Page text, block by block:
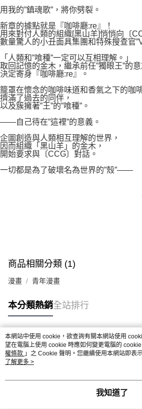
任。
４．使用「AFTEE先享後付」時，將依據個別帳
時審查核予不同之上限額度；若仍有額度不足之
請求用戶進行身份認證。
５．嚴禁一人註冊多個帳號或使用他人資訊註冊
每筆NT$100，滿NT$800(含以上)免運費
國家/地區配送
用我的”鎮魂歌”，將你劈裂。
新章的據點就是『咖啡廳:re』！
用來對付人類的組織[黑山羊]悄悄向〔
數量驚人的小丑面具集團和特殊搜查官
「人類和”喰種”一定可以互相理解。」
取回記憶的金木，繼承前任”獨眼王”的意
決定寄身『咖啡廳:re』。
籠罩在懷念的咖啡味道和香氣之下的咖
擠滿了過去的同伴，
以及簇擁著”王”的”喰種”。
――自己待在”這裡”的意義。
企圖創造與人類相互理解的世界，
因而組織「黑山羊」的金木，
開始要求與〔CCG〕對話。
一切都是為了破壞名為世界的”殼”――
商品相關分類 (1)
漫畫 青年漫畫
本分類熱銷全站排行
熱門標籤
本網站中使用 cookie，欲查詢有關本網站使用
望在電腦上使用 cookie 時應如何變更電腦的
權條款 」之 Cookie 聲明。您繼續使用本網站即表
用條款之 Cookie 聲明使用 cookie。
了解更多 >
我知道了